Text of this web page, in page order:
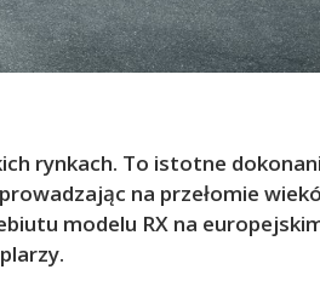
rynkach. To istotne
na przełomie
modelu RX na